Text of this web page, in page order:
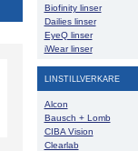
Biofinity linser
Dailies linser
EyeQ linser
iWear linser
LINSTILLVERKARE
Alcon
Bausch + Lomb
CIBA Vision
Clearlab